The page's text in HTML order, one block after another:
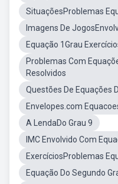
SituaçõesProblemas
Imagens De
Equação 1Grau
Problemas Com
Resolvidos
Questões De Equações
Envelopes.com
A LendaDo Grau 9
IMC Envolvido Com
ExercíciosProblemas
Equação Do Segundo